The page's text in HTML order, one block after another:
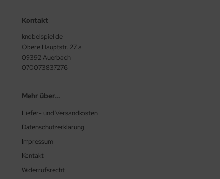
Kontakt
knobelspiel.de
Obere Hauptstr. 27 a
09392 Auerbach
070073837276
Mehr über...
Liefer- und Versandkosten
Datenschutzerklärung
Impressum
Kontakt
Widerrufsrecht